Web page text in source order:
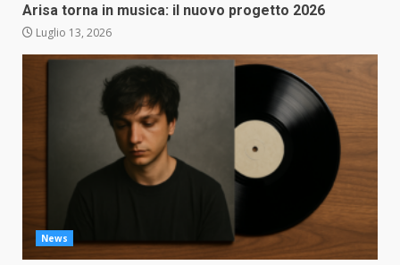
Arisa torna in musica: il nuovo progetto 2026
Luglio 13, 2026
News